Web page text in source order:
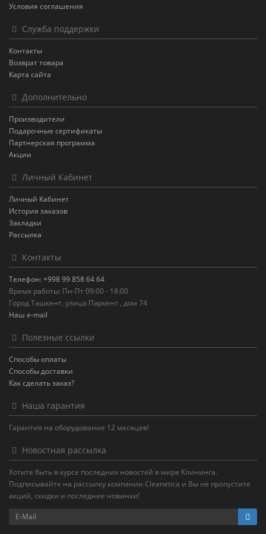
Условия соглашения
Служба поддержки
Контакты
Возврат товара
Карта сайта
Дополнительно
Производители
Подарочные сертификаты
Партнерская программа
Акции
Личный Кабинет
Личный Кабинет
История заказов
Закладки
Рассылка
Контакты
Телефон: +998 99 858 64 64
Время работы: Пн-Пт 09:00 - 18:00
Город Ташкент, улица Паркент , дом 74
Наш e-mail
Полезные ссылки
Способы оплаты
Способы доставки
Как сделать заказ?
Наша гарантия
Гарантия на оборудование 12 месяцев!
Новостная рассылка
Хотите быть в курсе последних новостей в мире Клининга.
Подписывайте на рассылку компании Cleanetica и Вы не пропустите
акций, скидки и последние новинки!